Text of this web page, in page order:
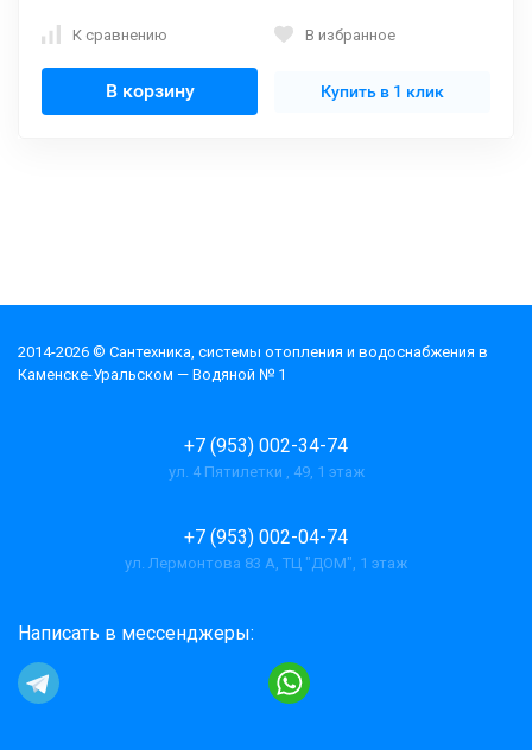
К сравнению В избранное
В корзину Купить в 1 клик
2014-2026 © Cантехника, системы отопления и водоснабжения в
Каменске-Уральском — Водяной № 1
+7 (953) 002-34-74
ул. 4 Пятилетки , 49, 1 этаж
+7 (953) 002-04-74
ул. Лермонтова 83 А, ТЦ "ДОМ", 1 этаж
Написать в мессенджеры: